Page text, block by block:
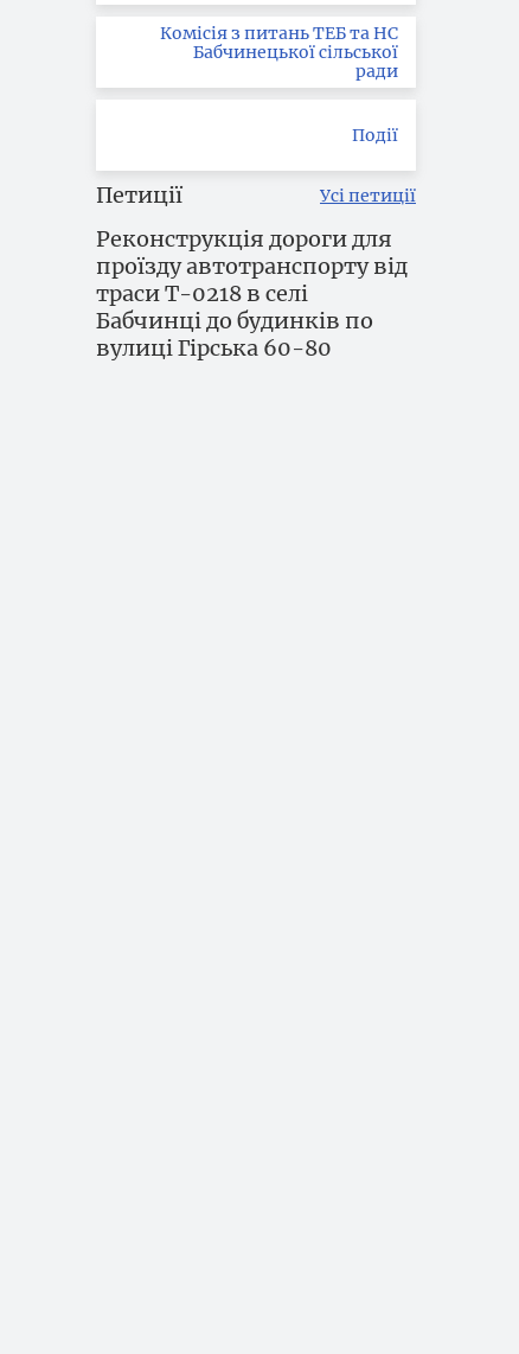
Комісія з питань ТЕБ та НС
Бабчинецької сільської
ради
Події
Петиції Усі петиції
Реконструкція дороги для
проїзду автотранспорту від
траси Т-0218 в селі
Бабчинці до будинків по
вулиці Гірська 60-80